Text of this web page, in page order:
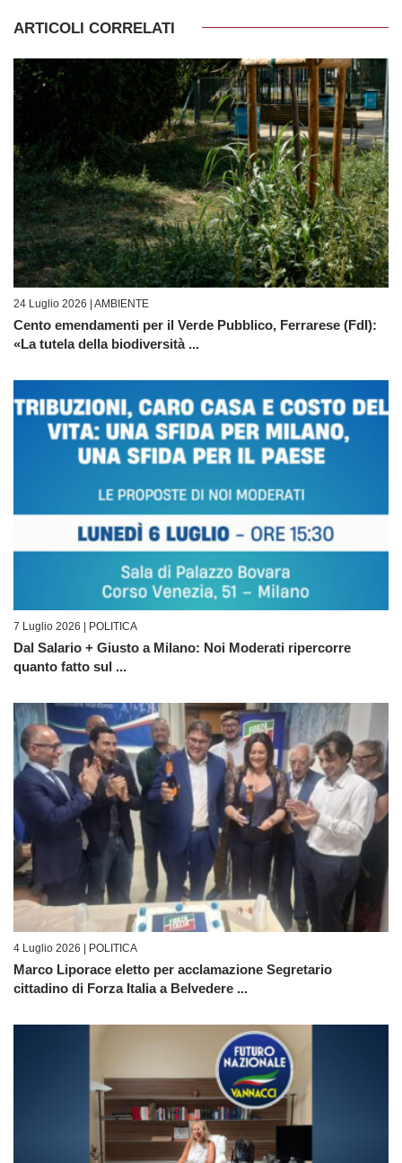
ARTICOLI CORRELATI
24 Luglio 2026 | AMBIENTE
Cento emendamenti per il Verde Pubblico, Ferrarese (FdI):
«La tutela della biodiversità ...
7 Luglio 2026 | POLITICA
Dal Salario + Giusto a Milano: Noi Moderati ripercorre
quanto fatto sul ...
4 Luglio 2026 | POLITICA
Marco Liporace eletto per acclamazione Segretario
cittadino di Forza Italia a Belvedere ...